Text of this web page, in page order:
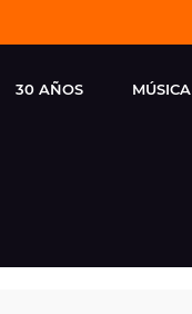
30 AÑOS MÚSICA